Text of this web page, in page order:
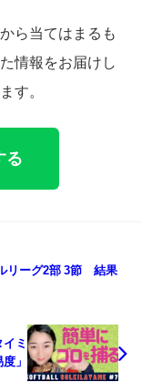
ら当てはまるも
情報をお届けし
す。
る
リーグ2部 3節 結果
ミ
」